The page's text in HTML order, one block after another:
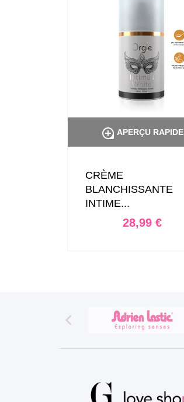
 APERÇU RAPIDE
CRÈME
BLANCHISSANTE
INTIME...
Prix
28,99 €
